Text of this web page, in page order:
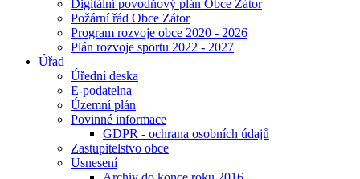
Digitální povodňový plán Obce Zátor
Požární řád Obce Zátor
Program rozvoje obce 2020 - 2026
Plán rozvoje sportu 2022 - 2027
Úřad
Úřední deska
E-podatelna
Územní plán
Povinné informace
GDPR - ochrana osobních údajů
Zastupitelstvo obce
Usnesení